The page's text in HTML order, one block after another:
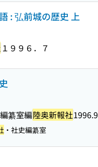
: 弘前城の歴史 上
１９９６．７
纂室編陸奥新報社1996.9
・社史編纂室